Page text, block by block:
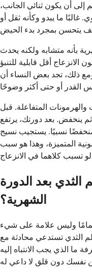
إلى أن يكون ثنائي الجانب،
غالبًا ما يبدو وكأنه ثقل أو
بأنه متشابه ولكنه يحدث
أقل قابلية للتنبؤ
ذلك، تجد بعض النساء أن
المتفاعلة. قبل
ينخفض. بعد دورتك، يرتفع
نسبيًا. يستجيب نسيج
المتميزة، وهذا هو سبب
بعد الدورة
الشهرية؟
وليس علامة على شيء
الثدي تستدعي محادثة مع
ما الذي يجب الانتباه إليه